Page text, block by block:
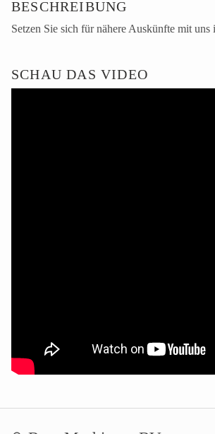
BESCHREIBUNG
Setzen Sie sich für nähere Auskünfte mit uns
SCHAU DAS VIDEO